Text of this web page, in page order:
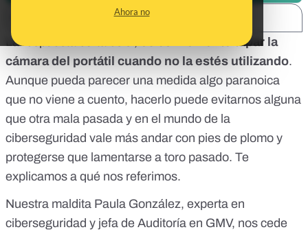
Ahora no
La respuesta corta es sí,
es conveniente tapar la
cámara del portátil cuando no la estés utilizando.
Aunque pueda parecer una medida algo paranoica
que no viene a cuento, hacerlo puede evitarnos alguna
que otra mala pasada y en el mundo de la
ciberseguridad vale más andar con pies de plomo y
protegerse que lamentarse a toro pasado. Te
explicamos a qué nos referimos.
Nuestra maldita Paula González, experta en
ciberseguridad y jefa de Auditoría en GMV, nos cede